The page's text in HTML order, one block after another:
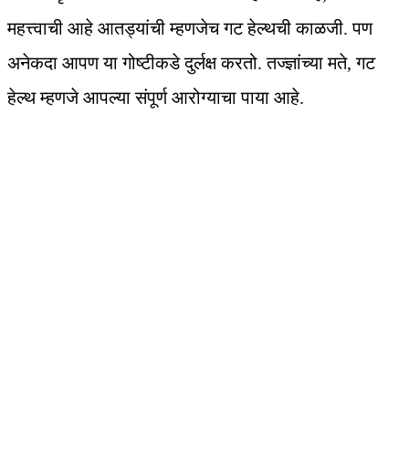
महत्त्वाची आहे आतड्यांची म्हणजेच गट हेल्थची काळजी. पण
अनेकदा आपण या गोष्टीकडे दुर्लक्ष करतो. तज्ज्ञांच्या मते, गट
हेल्थ म्हणजे आपल्या संपूर्ण आरोग्याचा पाया आहे.